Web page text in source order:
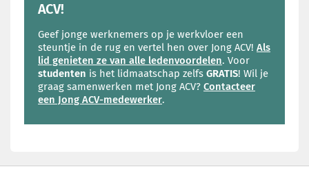
ACV!
Geef jonge werknemers op je werkvloer een
steuntje in de rug en vertel hen over Jong ACV! Als
lid genieten ze van alle ledenvoordelen. Voor
studenten is het lidmaatschap zelfs GRATIS! Wil je
graag samenwerken met Jong ACV? Contacteer
een Jong ACV-medewerker.